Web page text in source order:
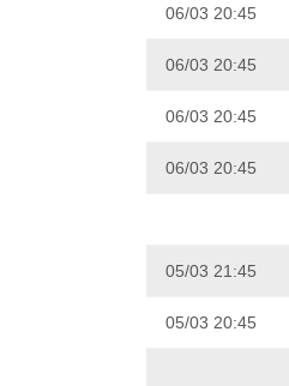
06/03 20:45
06/03 20:45
06/03 20:45
06/03 20:45
05/03 21:45
05/03 20:45